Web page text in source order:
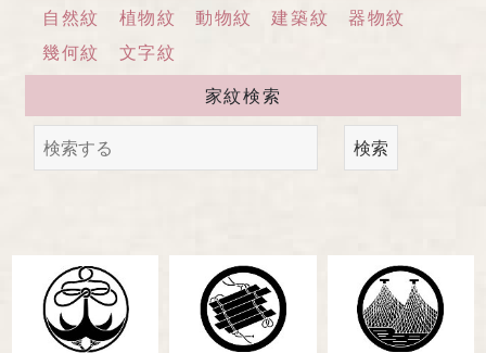
お問い合わせ
馬場染工業株式会社
TEL 075-221-4759
受付時間 土日祝を除く 平日9時～17時
自然紋
植物紋 動物紋 建築紋
器物紋
幾何紋
文字紋
家紋検索
検索